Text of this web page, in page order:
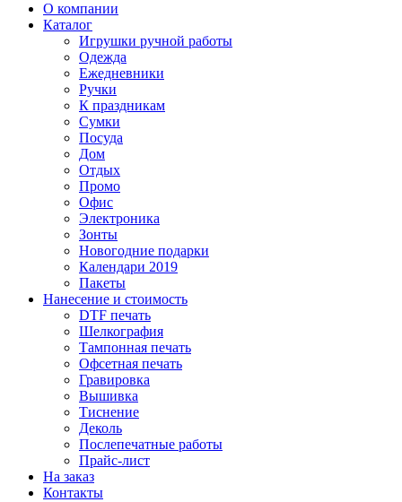
О компании
Каталог
Игрушки ручной работы
Одежда
Ежедневники
Ручки
К праздникам
Сумки
Посуда
Дом
Отдых
Промо
Офис
Электроника
Зонты
Новогодние подарки
Календари 2019
Пакеты
Нанесение и стоимость
DTF печать
Шелкография
Тампонная печать
Офсетная печать
Гравировка
Вышивка
Тиснение
Деколь
Послепечатные работы
Прайс-лист
На заказ
Контакты